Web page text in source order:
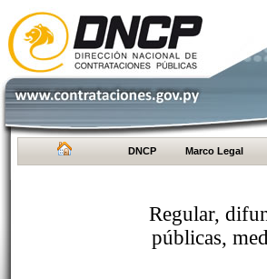
DNCP Marco Legal
Regular,
públicas,